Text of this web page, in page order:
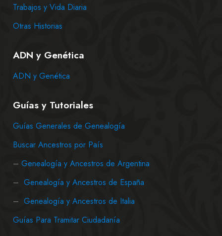
Trabajos y Vida Diaria
Otras Historias
ADN y Genética
ADN y Genética
Guías y Tutoriales
Guías Generales de Genealogía
Buscar Ancestros por País
– Genealogía y Ancestros de Argentina
– Genealogía y Ancestros de España
– Genealogía y Ancestros de Italia
Guías Para Tramitar Ciudadanía